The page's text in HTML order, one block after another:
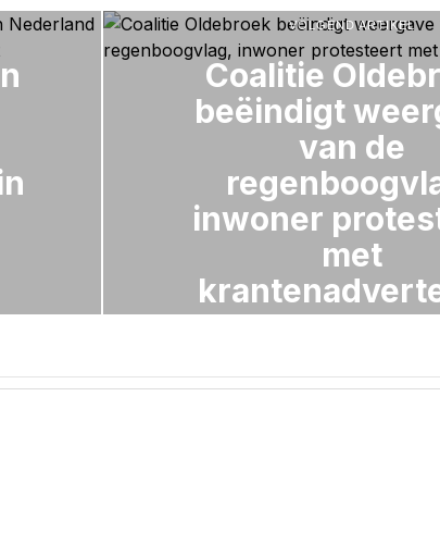
VOLGEND ARTIKEL
Coalitie
beëindigt
van de
inwoner
met